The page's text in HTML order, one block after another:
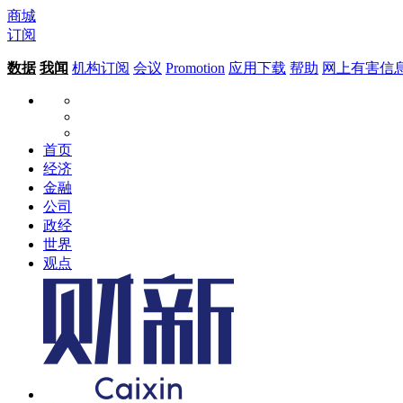
商城
订阅
数据 我闻 机构订阅 会议 Promotion 应用下载 帮助 网上有害信
首页
经济
金融
公司
政经
世界
观点